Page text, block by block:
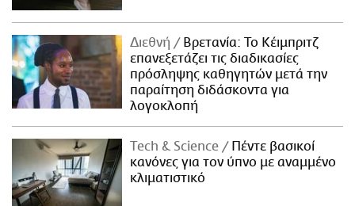
Διεθνή
Βρετανία: Το Κέιμπριτζ
επανεξετάζει τις διαδικασίες
πρόσληψης καθηγητών μετά την
παραίτηση διδάσκοντα για
λογοκλοπή
Τech & Science
Πέντε βασικοί
κανόνες για τον ύπνο με αναμμένο
κλιματιστικό